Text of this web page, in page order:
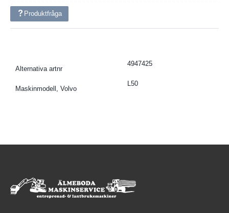
Produktfråga
Alternativa artnr
4947425
Maskinmodell, Volvo
L50